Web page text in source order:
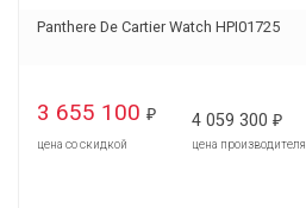
Panthere De Cartier Watch HPI01725
3 655 100 ₽
цена со скидкой
4 059 300 ₽
цена производителя